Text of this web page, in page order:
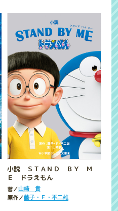
小説 ＳＴＡＮＤ ＢＹ Ｍ
Ｅ ドラえもん
著／山崎 貴
原作／藤子・Ｆ・不二雄